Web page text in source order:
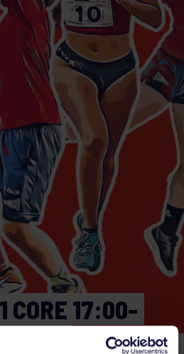
CORE 17:00-